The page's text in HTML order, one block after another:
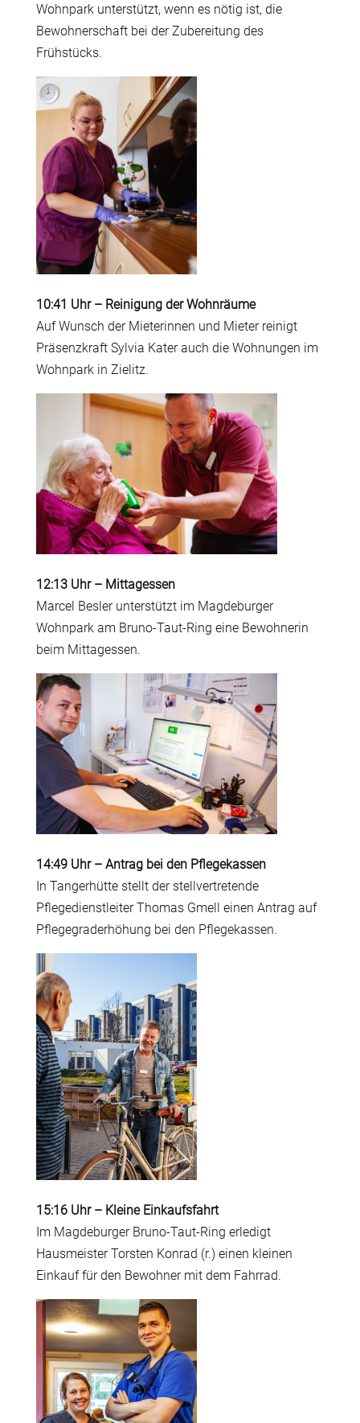
Wohnpark unterstützt, wenn es nötig ist, die
Bewohnerschaft bei der Zubereitung des
Frühstücks.
10:41 Uhr– Reinigung der Wohnräume
Auf Wunsch der Mieterinnen und Mieter reinigt
Präsenzkraft Sylvia Kater auch die Wohnungen im
Wohnpark in Zielitz.
12:13 Uhr– Mittagessen
Marcel Besler unterstützt im Magdeburger
Wohnpark am Bruno-Taut-Ring eine Bewohnerin
beim Mittagessen.
14:49 Uhr– Antrag bei den Pflegekassen
In Tangerhütte stellt der stellvertretende
Pflegedienstleiter Thomas Gmell einen Antrag auf
Pflegegraderhöhung bei den Pflegekassen.
15:16 Uhr– Kleine Einkaufsfahrt
Im Magdeburger Bruno-Taut-Ring erledigt
Hausmeister Torsten Konrad (r.) einen kleinen
Einkauf für den Bewohner mit dem Fahrrad.